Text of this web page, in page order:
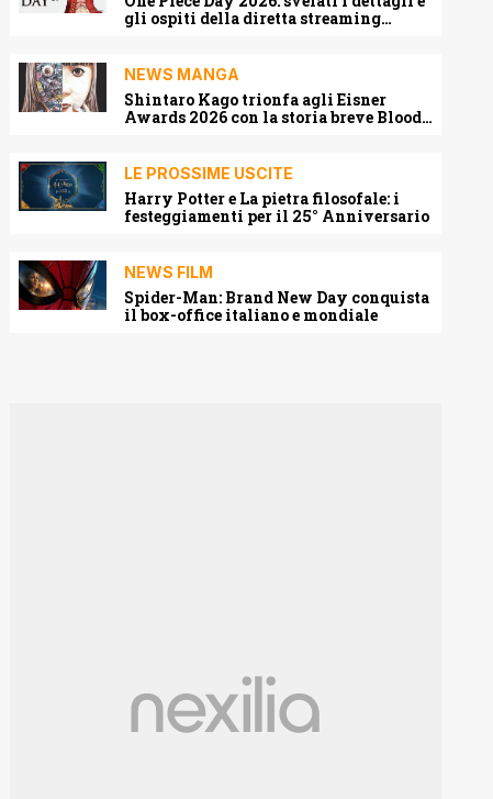
gli ospiti della diretta streaming
NEWS MANGA
Shintaro Kago trionfa agli Eisner
Awards 2026 con la storia breve Blood
LE PROSSIME USCITE
Harry Potter e La pietra filosofale: i
festeggiamenti per il 25° Anniversario
NEWS FILM
Spider-Man: Brand New Day conquista
il box-office italiano e mondiale